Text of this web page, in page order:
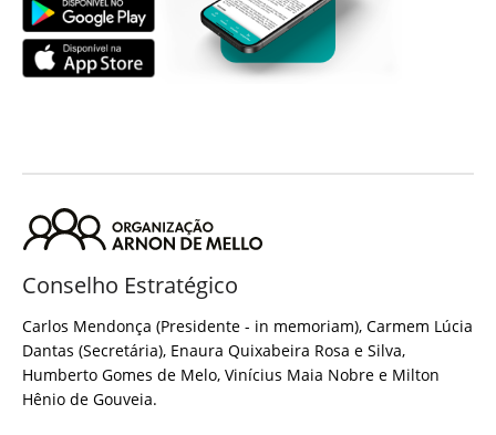
Conselho Estratégico
Carlos Mendonça (Presidente - in memoriam), Carmem Lúcia
Dantas (Secretária), Enaura Quixabeira Rosa e Silva,
Humberto Gomes de Melo, Vinícius Maia Nobre e Milton
Hênio de Gouveia.